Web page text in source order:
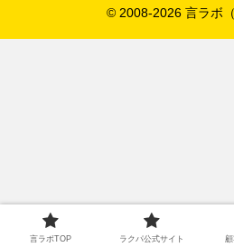
© 2008-2026 言ラボ
言ラボTOP ラクパ公式サイト